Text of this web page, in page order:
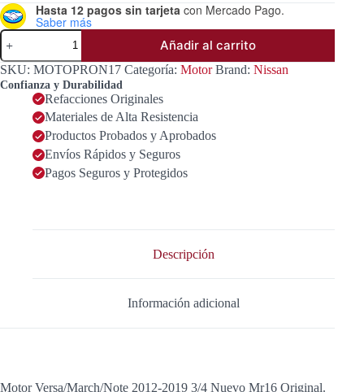
Hasta 12 pagos sin tarjeta con Mercado Pago.
Saber más
Motor
HR16DE
Versa/March/Note
3/4
Original
cantidad
Añadir al carrito
SKU: MOTOPRON17 Categoría: Motor Brand: Nissan
Confianza y Durabilidad
Refacciones Originales
Materiales de Alta Resistencia
Productos Probados y Aprobados
Envíos Rápidos y Seguros
Pagos Seguros y Protegidos
Descripción
Información adicional
Motor Versa/March/Note 2012-2019 3/4 Nuevo Mr16 Original.